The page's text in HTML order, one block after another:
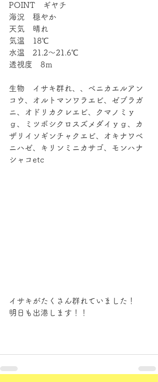
POINT　ギヤチ
海況　穏やか
天気　晴れ
気温　18℃
水温　21.2～21.6℃
透視度　8ｍ
生物　イサキ群れ、、ベニカエルアン
コウ、オルトマンワラエビ、ゼブラガ
ニ、オドリカクレエビ、クマノミｙ
ｇ、ミツボシクロスズメダイｙｇ、カ
ザリイソギンチャクエビ、オキナワベ
ニハゼ、キリンミニカサゴ、モンハナ
シャコetc
イサキがたくさん群れていました！
明日も出港します！！